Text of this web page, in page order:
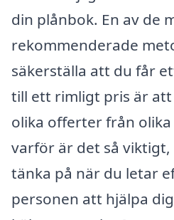
din plånbok. En av de
rekommenderade
säkerställa att du får
till ett rimligt pris är
olika offerter från
varför är det så viktigt,
tänka på när du letar
personen att hjälpa